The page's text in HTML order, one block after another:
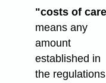
"costs of
means any
amount
established in
the regulations